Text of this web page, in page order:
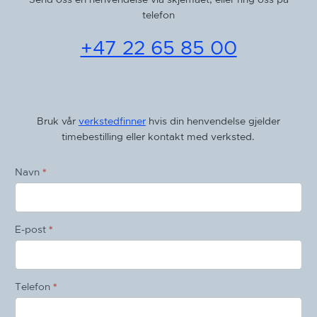
telefon
+47 22 65 85 00
Bruk vår verkstedfinnerhvis din henvendelse gjelder
timebestilling eller kontakt med verksted.
Navn *
E-post *
Telefon *